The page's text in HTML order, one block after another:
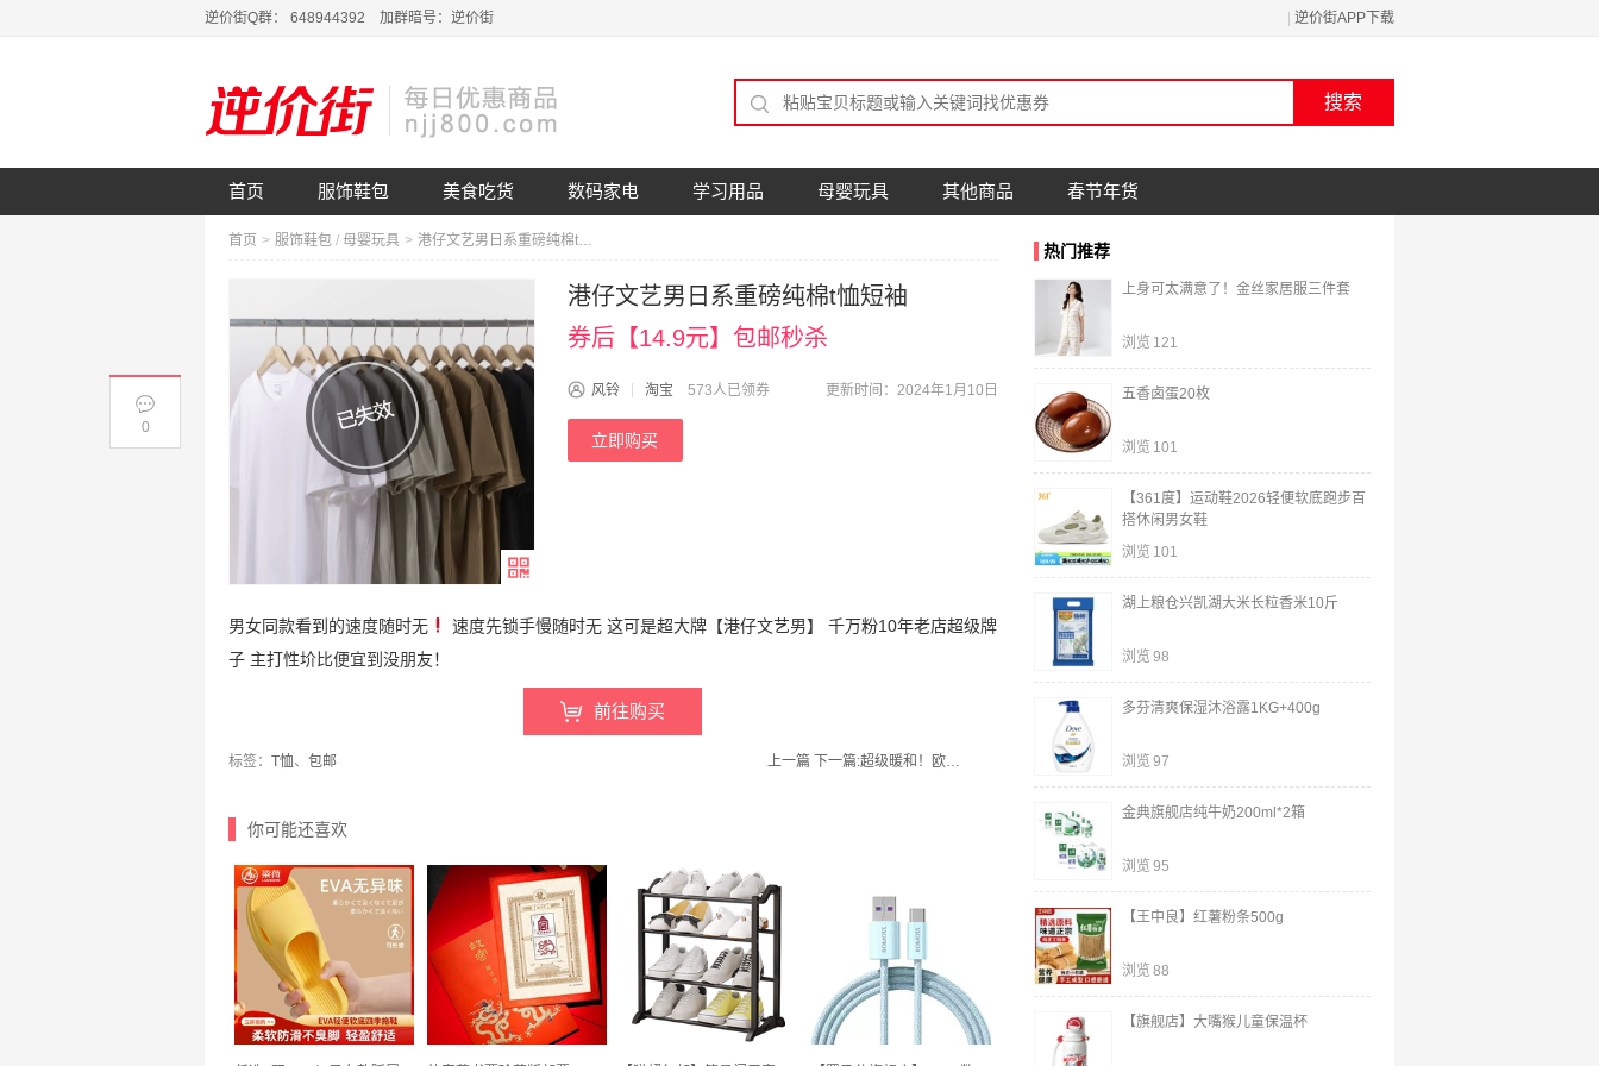
逆价街Q群： 648944392 加群暗号：逆价街 逆价街APP下载
首页 服饰鞋包 美食吃货 数码家电 学习用品 母婴玩具 其他商品 春节年货
首页 > 服饰鞋包 / 母婴玩具 > 港仔文艺男日系重磅纯棉t恤短袖
港仔文艺男日系重磅纯棉t恤短袖
券后【14.9元】包邮秒杀
风铃 淘宝 573人已领券 更新时间：2024年1月10日
立即购买
男女同款看到的速度随时无
速度先锁手慢随时无 这可是超大牌【港仔文艺男】 千万粉10年老店超级牌
子 主打性圿比便宜到没朋友！
前往购买
标签： T恤 、 包邮 上一篇 下一篇: 超级暖和！欧恋鸟旗舰店！【4双】冬季水貂绒加绒袜子加厚毛毛袜
你可能还喜欢
热门推荐
上身可太满意了！金丝家居服三件套
浏览 121
五香卤蛋20枚
浏览 101
【361度】运动鞋2026轻便软底跑步百
搭休闲男女鞋
浏览 101
湖上粮仓兴凯湖大米长粒香米10斤
浏览 98
多芬清爽保湿沐浴露1KG+400g
浏览 97
金典旗舰店纯牛奶200ml*2箱
浏览 95
【王中良】红薯粉条500g
浏览 88
【旗舰店】大嘴猴儿童保温杯
0